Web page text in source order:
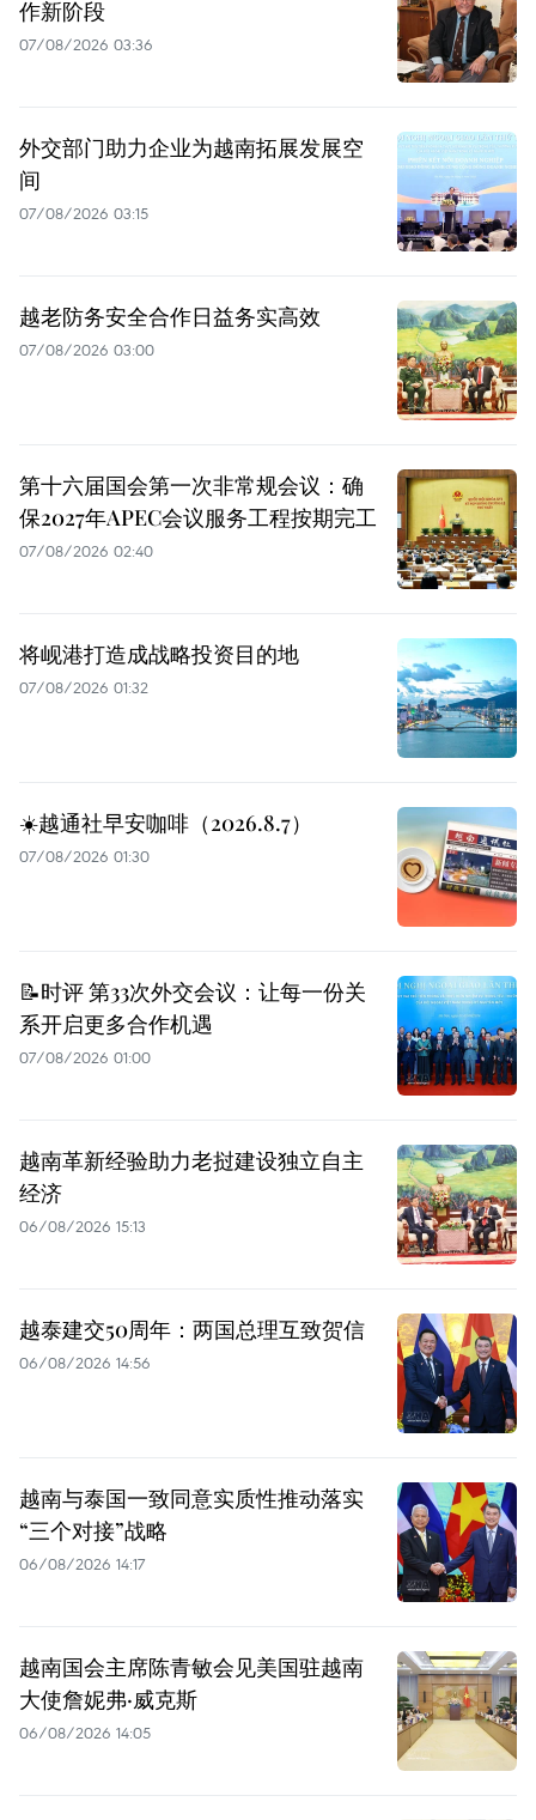
作新阶段
07/08/2026 03:36
外交部门助力企业为越南拓展发展空
间
07/08/2026 03:15
越老防务安全合作日益务实高效
07/08/2026 03:00
第十六届国会第一次非常规会议：确
保2027年APEC会议服务工程按期完工
07/08/2026 02:40
将岘港打造成战略投资目的地
07/08/2026 01:32
☀️越通社早安咖啡（2026.8.7）
07/08/2026 01:30
📝时评 第33次外交会议：让每一份关
系开启更多合作机遇
07/08/2026 01:00
越南革新经验助力老挝建设独立自主
经济
06/08/2026 15:13
越泰建交50周年：两国总理互致贺信
06/08/2026 14:56
越南与泰国一致同意实质性推动落实
“三个对接”战略
06/08/2026 14:17
越南国会主席陈青敏会见美国驻越南
大使詹妮弗·威克斯
06/08/2026 14:05